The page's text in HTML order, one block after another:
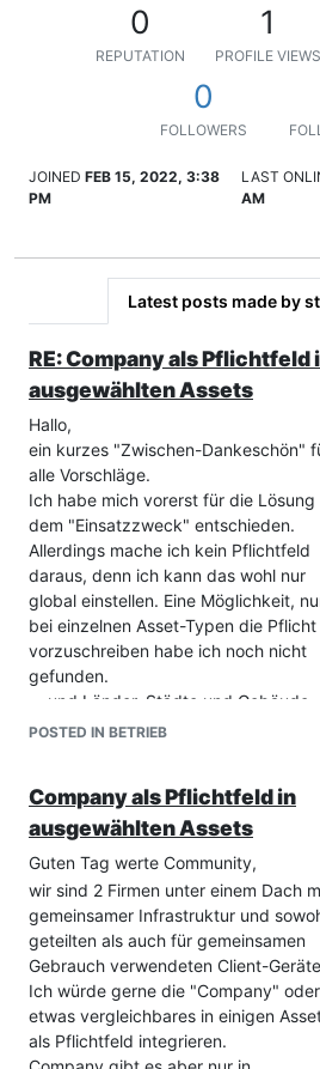
0
REPUTATION
1
PROFILE VIEWS
0
FOLLOWERS
JOINED FEB 15, 2022, 3:38
PM
LAST
AM
Latest posts made by
RE: Company als Pflichtfeld
ausgewählten Assets
Hallo,
ein kurzes "Zwischen-Dankeschön"
alle Vorschläge.
Ich habe mich vorerst für die Lösung
dem "Einsatzzweck" entschieden.
Allerdings mache ich kein Pflichtfeld
daraus, denn ich kann das wohl nur
global einstellen. Eine Möglichkeit,
bei einzelnen Asset-Typen die Pflicht
vorzuschreiben habe ich noch nicht
gefunden.
... und Länder, Städte und Gebäude
einer internen Firma zuzuordnen
Köche, die in dem i-doit-Brei
herumrühren dürfen, da können wir
auch absprechen.
also danke nochmal
stefan
POSTED IN BETRIEB
Company als Pflichtfeld in
ausgewählten Assets
Guten Tag werte Community,
wir sind 2 Firmen unter einem Dach
gemeinsamer Infrastruktur und
geteilten als auch für gemeinsamen
Gebrauch verwendeten Client-
Ich würde gerne die "Company" oder
etwas vergleichbares in einigen
als Pflichtfeld integrieren.